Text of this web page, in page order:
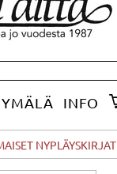
INFO
NYPLÄYSKIRJAT